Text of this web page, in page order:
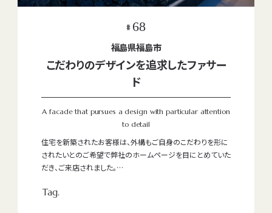
# 68
福島県福島市
こだわりのデザインを追求したファサー
ド
A facade that pursues a design with particular attention
to detail
住宅を新築されたお客様は、外構もご自身のこだわりを形に
されたいとのご希望で弊社のホームページを目にとめていた
だき、ご来店されました。
シンプルでミニマムなデザインがお好みのお客様ですが、一
Tag.